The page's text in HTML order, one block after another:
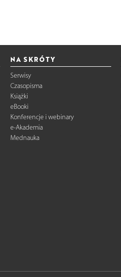
NA SKRÓTY
Serwisy
Czasopisma
Książki
eBooki
Konferencje i webinary
e-Akademia
Mednauka